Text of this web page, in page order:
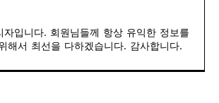
자입니다. 회원님들께 항상 유익한 정보를
해서 최선을 다하겠습니다. 감사합니다.